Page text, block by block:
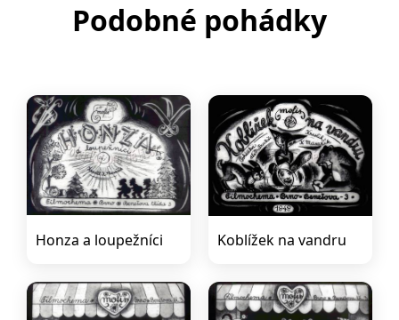
Podobné pohádky
Honza a loupežníci Koblížek na vandru